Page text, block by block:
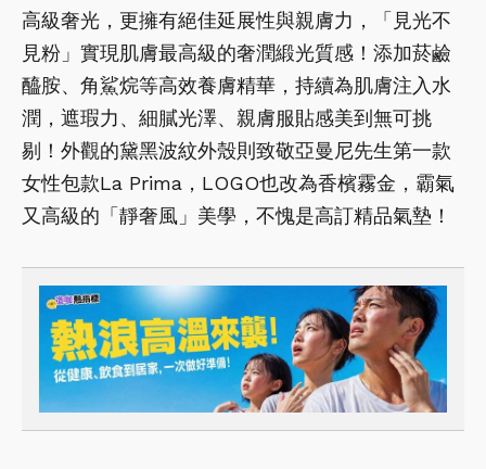
高級奢光，更擁有絕佳延展性與親膚力，「見光不
見粉」實現肌膚最高級的奢潤緞光質感！添加菸鹼
醯胺、角鯊烷等高效養膚精華，持續為肌膚注入水
潤，遮瑕力、細膩光澤、親膚服貼感美到無可挑
剔！外觀的黛黑波紋外殼則致敬亞曼尼先生第一款
女性包款La Prima，LOGO也改為香檳霧金，霸氣
又高級的「靜奢風」美學，不愧是高訂精品氣墊！